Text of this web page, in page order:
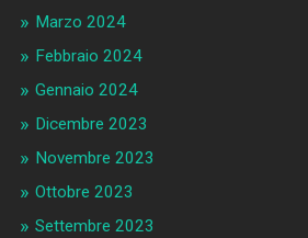
Marzo 2024
Febbraio 2024
Gennaio 2024
Dicembre 2023
Novembre 2023
Ottobre 2023
Settembre 2023